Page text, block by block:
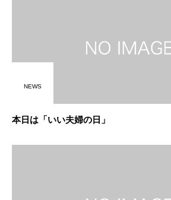
NEWS
本日は「いい夫婦の日」